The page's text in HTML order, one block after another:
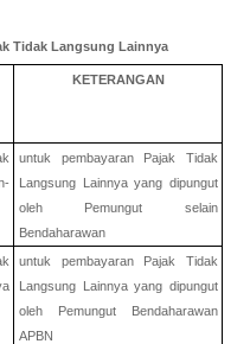
Tidak Langsung Lainnya
KETERANGAN
untuk pembayaran Pajak Tidak
Langsung Lainnya yang dipungut
oleh Pemungut selain
Bendaharawan
untuk pembayaran Pajak Tidak
Langsung Lainnya yang dipungut
oleh Pemungut Bendaharawan
APBN